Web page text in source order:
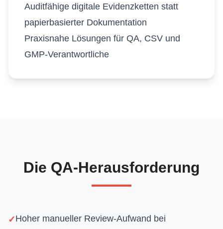
Auditfähige digitale Evidenzketten statt
papierbasierter Dokumentation
Praxisnahe Lösungen für QA, CSV und
GMP-Verantwortliche
Die QA-Herausforderung
Hoher manueller Review-Aufwand bei